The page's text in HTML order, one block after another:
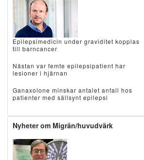
Epilepsimedicin under graviditet kopplas
till barncancer
Nästan var femte epilepsipatient har
lesioner i hjärnan
Ganaxolone minskar antalet anfall hos
patienter med sällsynt epilepsi
Nyheter om Migrän/huvudvärk